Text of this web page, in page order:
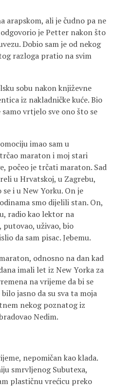
arapskom, ali je čudno pa ne
odgovorio je Petter nakon što
Dobio sam je od nekog
razloga pratio na svim
sobu nakon književne
iz nakladničke kuće. Bio
vrtjelo sve ono što se
imao sam u
maraton i moj stari
počeo je trčati maraton. Sad
u Hrvatskoj, u Zagrebu,
i u New Yorku. On je
smo dijelili stan. On,
radio kao lektor na
putovao, uživao, bio
da sam pisac. Jebemu.
odnosno na dan kad
imali let iz New Yorka za
na vrijeme da bi se
jasno da su sva ta moja
nekog poznatog iz
Nedim.
nepomičan kao klada.
smrvljenog Subutexa,
plastičnu vrećicu preko